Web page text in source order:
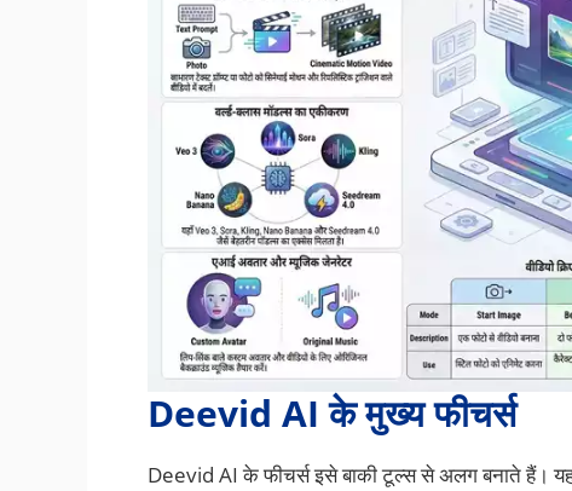
Deevid AI के मुख्य फीचर्स
Deevid AI के फीचर्स इसे बाकी टूल्स से अलग बनाते हैं।